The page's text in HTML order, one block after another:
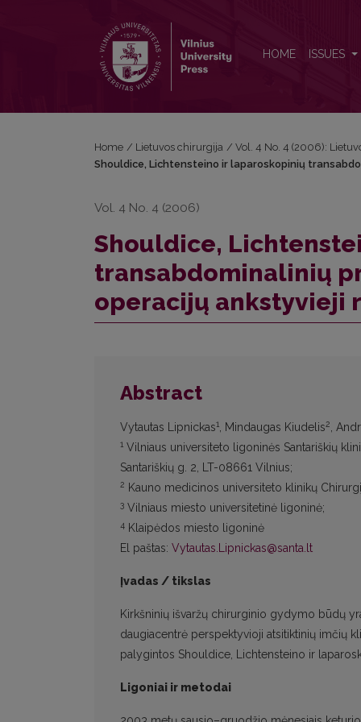
HOME ISSUES
Home / Lietuvos chirurgija / Vol. 4 No. 4 (2006):
Shouldice, Lichtensteino ir laparoskopinių
Vol. 4 No. 4 (2006)
Shouldice,
transabdominalinių
operacijų ankstyvieji
Abstract
Vytautas Lipnickas1, Mindaugas Kiudelis2,
1 Vilniaus universiteto ligoninės Santariškių
Santariškių g. 2, LT-08661 Vilnius;
2 Kauno medicinos universiteto klinikų
3 Vilniaus miesto universitetinė ligoninė;
4 Klaipėdos miesto ligoninė
El paštas: Vytautas.Lipnickas@santa.lt
Įvadas / tikslas
Kirkšninių išvaržų chirurginio gydymo būdų
daugiacentrė perspektyvioji atsitiktinių imčių
palygintos Shouldice, Lichtensteino ir
Ligoniai ir metodai